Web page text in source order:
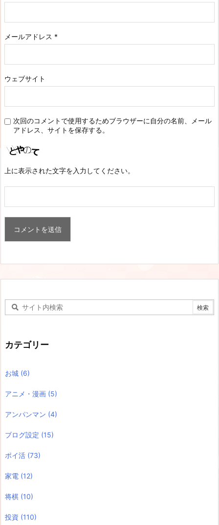
メールアドレス *
ウェブサイト
次回のコメントで使用するためブラウザーに自分の名前、メール
アドレス、サイトを保存する。
上に表示された文字を入力してください。
カテゴリー
お城 (6)
アニメ・漫画 (5)
アンパンマン (4)
ブログ設定 (15)
ポイ活 (73)
家電 (12)
将棋 (10)
投資 (110)